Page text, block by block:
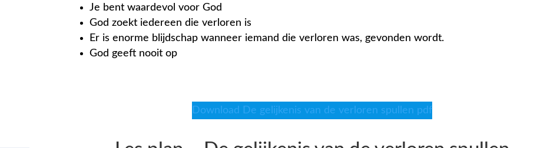
Je bent waardevol voor God
God zoekt iedereen die verloren is
Er is enorme blijdschap wanneer iemand die verloren was, gevonden wordt.
God geeft nooit op
Download De gelijkenis van de verloren spullen pdf